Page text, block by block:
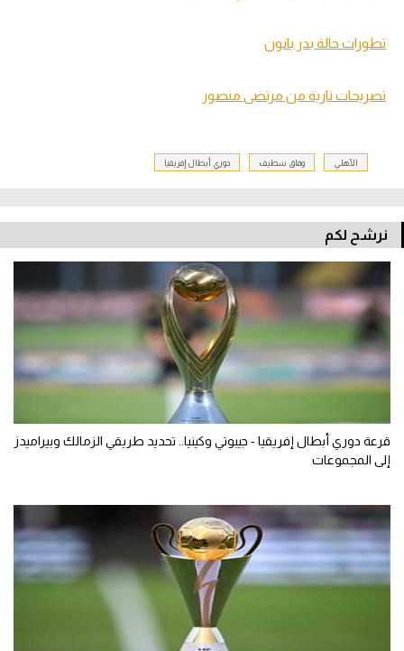
تطورات حالة بدر بانون
تصريحات نارية من مرتضى منصور
الأهلي وفاق سطيف دوري أبطال إفريقيا
نرشح لكم
قرعة دوري أبطال إفريقيا - جيبوتي وكينيا.. تحديد طريقي الزمالك وبيراميدز
إلى المجموعات